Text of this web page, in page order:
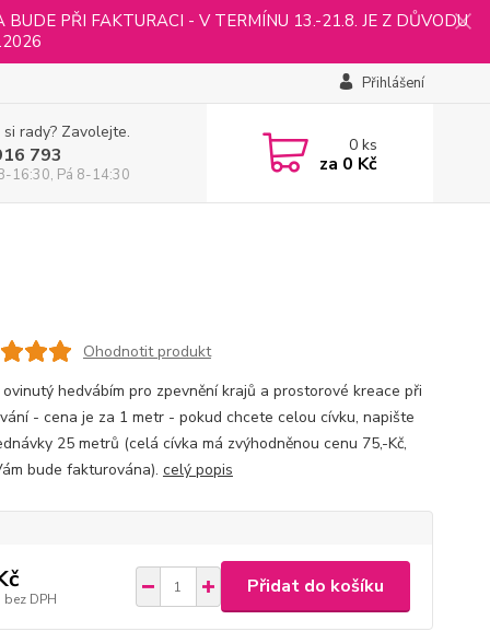
PŘI FAKTURACI - V TERMÍNU 13.-21.8. JE Z DŮVODU
Přihlášení
rady? Zavolejte.
793
16:30, Pá 8-14:30
0ks
za 0 Kč
Ohodnotit produkt
hedvábím pro zpevnění krajů a prostorové kreace při
- cena je za 1 metr - pokud chcete celou cívku, napište
25 metrů (celá cívka má zvýhodněnou cenu 75,-Kč,
bude fakturována). celý popis
bez DPH
Přidat do košíku